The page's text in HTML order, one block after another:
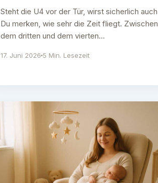
Steht die U4 vor der Tür, wirst sicherlich auch
Du merken, wie sehr die Zeit fliegt. Zwischen
dem dritten und dem vierten…
17. Juni 2026 5 Min. Lesezeit